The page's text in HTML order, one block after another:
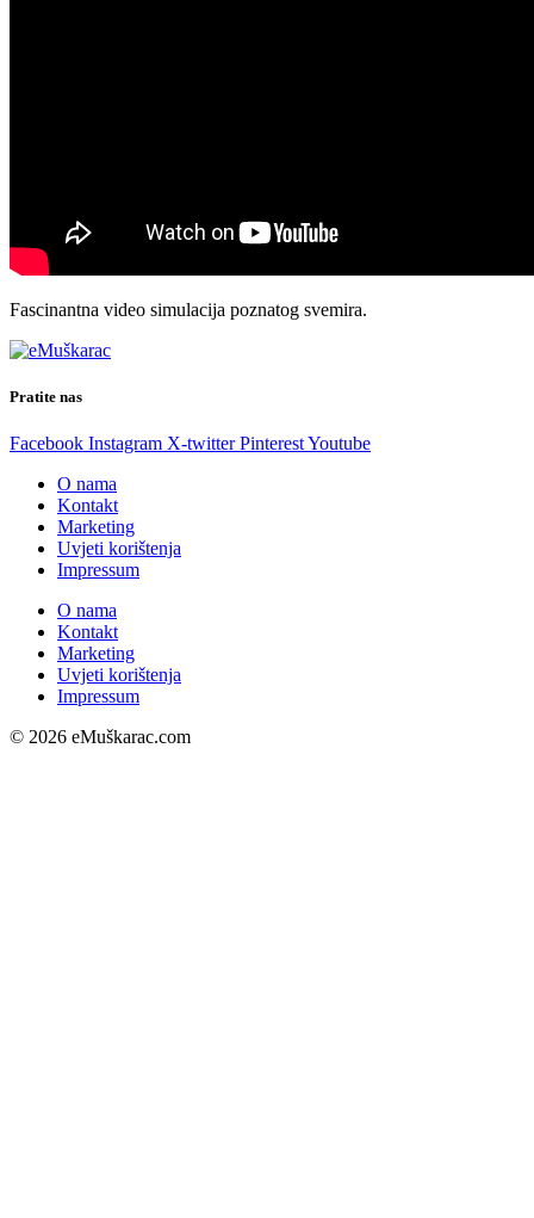
Fascinantna video simulacija poznatog svemira.
Pratite nas
Facebook Instagram X-twitter PinterestYoutube
O nama
Kontakt
Marketing
Uvjeti korištenja
Impressum
O nama
Kontakt
Marketing
Uvjeti korištenja
Impressum
© 2026 eMuškarac.com